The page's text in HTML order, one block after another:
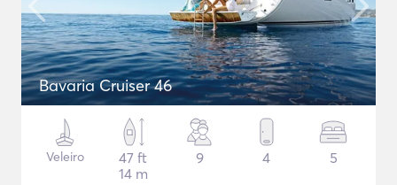
Bavaria Cruiser 46
Veleiro
47 ft
14 m
9 4 5